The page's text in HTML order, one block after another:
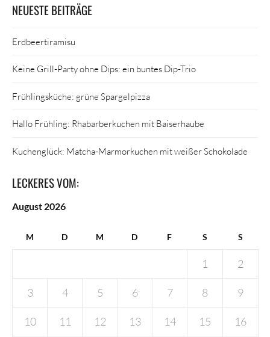
NEUESTE BEITRÄGE
Erdbeertiramisu
Keine Grill-Party ohne Dips: ein buntes Dip-Trio
Frühlingsküche: grüne Spargelpizza
Hallo Frühling: Rhabarberkuchen mit Baiserhaube
Kuchenglück: Matcha-Marmorkuchen mit weißer Schokolade
LECKERES VOM:
August 2026
M D M D F S S
1 2
3 4 5 6 7 8 9
10 11 12 13 14 15 16